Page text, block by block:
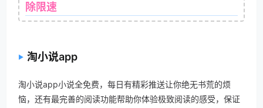
除限速
淘小说app
淘小说app小说全免费，每日有精彩推送让你绝无书荒的烦
恼，还有最完善的阅读功能帮助你体验极致阅读的感受，保证